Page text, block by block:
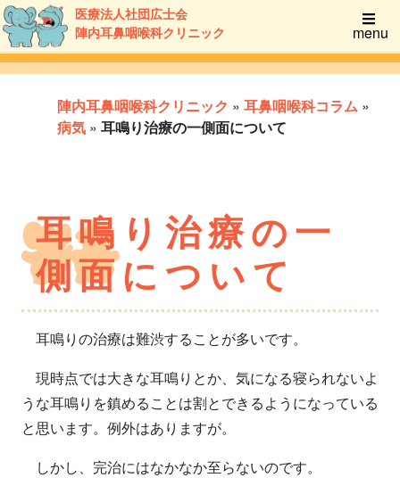
医療法人社団広士会
陣内耳鼻咽喉科クリニック
menu
陣内耳鼻咽喉科クリニック » 耳鼻咽喉科コラム »
病気 » 耳鳴り治療の一側面について
耳鳴り治療の一
側面について
耳鳴りの治療は難渋することが多いです。
現時点では大きな耳鳴りとか、気になる寝られないよ
うな耳鳴りを鎮めることは割とできるようになっている
と思います。例外はありますが。
しかし、完治にはなかなか至らないのです。